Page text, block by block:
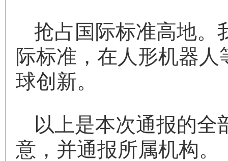
抢占国际标准高地。
际标准，在人形机器
球创新。
以上是本次通报的全
意，并通报所属机构。